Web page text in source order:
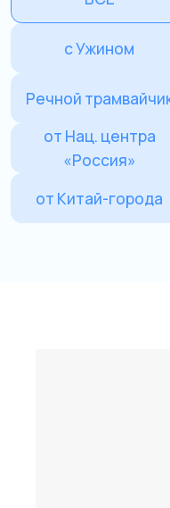
от Китай-города